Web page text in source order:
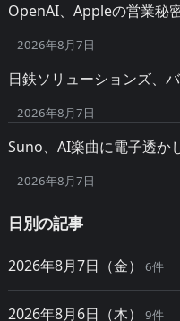
OpenAI、Appleの営業秘
2026年8月7日
日鉄ソリューションズ、
2026年8月7日
Suno、AI楽曲に電子透か
2026年8月7日
日別の記事
2026年8月7日（金） 6件
2026年8月6日（木） 9件